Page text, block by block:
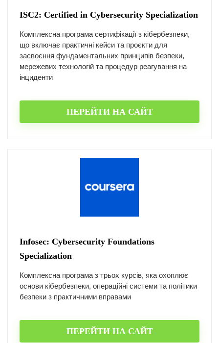
ISC2: Certified in Cybersecurity Specialization
Комплексна програма сертифікації з кібербезпеки,
що включає практичні кейси та проєкти для
засвоєння фундаментальних принципів безпеки,
мережевих технологій та процедур реагування на
інциденти
ПЕРЕЙТИ НА САЙТ
Infosec: Cybersecurity Foundations
Specialization
Комплексна програма з трьох курсів, яка охоплює
основи кібербезпеки, операційні системи та політики
безпеки з практичними вправами
ПЕРЕЙТИ НА САЙТ